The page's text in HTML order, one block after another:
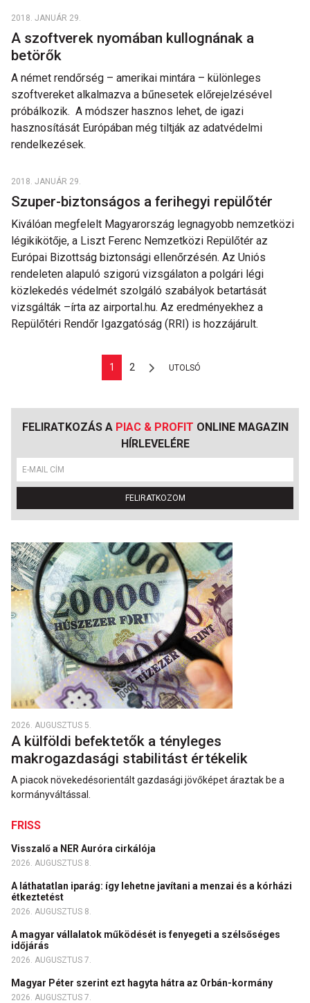
2018. JANUÁR 29.
A szoftverek nyomában kullognának a
betörők
A német rendőrség – amerikai mintára – különleges
szoftvereket alkalmazva a bűnesetek előrejelzésével
próbálkozik. A módszer hasznos lehet, de igazi
hasznosítását Európában még tiltják az adatvédelmi
rendelkezések.
2018. JANUÁR 29.
Szuper-biztonságos a ferihegyi repülőtér
Kiválóan megfelelt Magyarország legnagyobb nemzetközi
légikikötője, a Liszt Ferenc Nemzetközi Repülőtér az
Európai Bizottság biztonsági ellenőrzésén. Az Uniós
rendeleten alapuló szigorú vizsgálaton a polgári légi
közlekedés védelmét szolgáló szabályok betartását
vizsgálták –írta az airportal.hu. Az eredményekhez a
Repülőtéri Rendőr Igazgatóság (RRI) is hozzájárult.
1 2 UTOLSÓ
FELIRATKOZÁS A PIAC & PROFIT ONLINE MAGAZIN
HÍRLEVELÉRE
FELIRATKOZOM
2026. AUGUSZTUS 5.
A külföldi befektetők a tényleges
makrogazdasági stabilitást értékelik
A piacok növekedésorientált gazdasági jövőképet áraztak be a
kormányváltással.
FRISS
Visszalő a NER Auróra cirkálója
2026. AUGUSZTUS 8.
A láthatatlan iparág: így lehetne javítani a menzai és a kórházi
étkeztetést
2026. AUGUSZTUS 8.
A magyar vállalatok működését is fenyegeti a szélsőséges
időjárás
2026. AUGUSZTUS 7.
Magyar Péter szerint ezt hagyta hátra az Orbán-kormány
2026. AUGUSZTUS 7.